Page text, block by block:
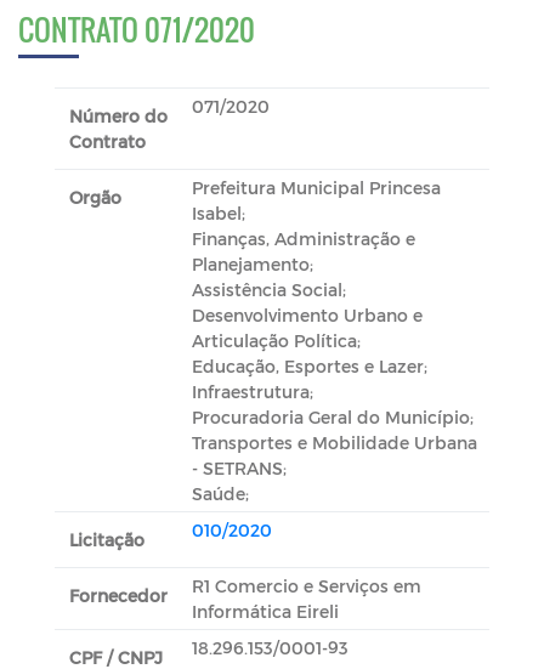
CONTRATO 071/2020
Número do
Contrato
071/2020
Orgão
Prefeitura Municipal Princesa
Isabel;
Finanças, Administração e
Planejamento;
Assistência Social;
Desenvolvimento Urbano e
Articulação Política;
Educação, Esportes e Lazer;
Infraestrutura;
Procuradoria Geral do Município;
Transportes e Mobilidade Urbana
- SETRANS;
Saúde;
Licitação 010/2020
Fornecedor
R1 Comercio e Serviços em
Informática Eireli
CPF / CNPJ 18.296.153/0001-93